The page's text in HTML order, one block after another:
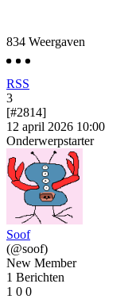
834 Weergaven
RSS
3
[#2814]
12 april 2026 10:00
Onderwerpstarter
Soof
(@soof)
New Member
1 Berichten
1 0 0